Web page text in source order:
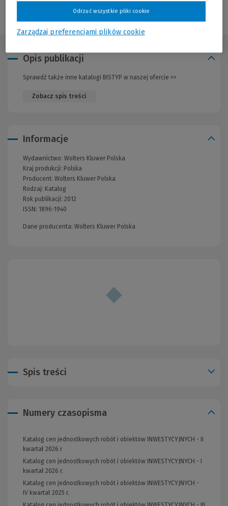
Opis publikacji
Sprawdź także inne katalogi BISTYP w naszej ofercie >>
Zobacz spis treści
Informacje
Wydawnictwo: Wolters Kluwer Polska
Kraj produkcji: Polska
Producent: Wolters Kluwer Polska
Rodzaj: Katalog
Rok publikacji: 2012
ISSN: 1896-1940
Dane producenta: Wolters Kluwer Polska
Spis treści
Numery czasopisma
Katalog cen jednostkowych robót i obiektów INWESTYCYJNYCH - II
kwartał 2026 r
Katalog cen jednostkowych robót i obiektów INWESTYCYJNYCH - I
kwartał 2026 r.
Katalog cen jednostkowych robót i obiektów INWESTYCYJNYCH -
IV kwartał 2025 r.
Zarządzaj preferencjami plików cookie
Odrzuć wszystkie pliki cookie